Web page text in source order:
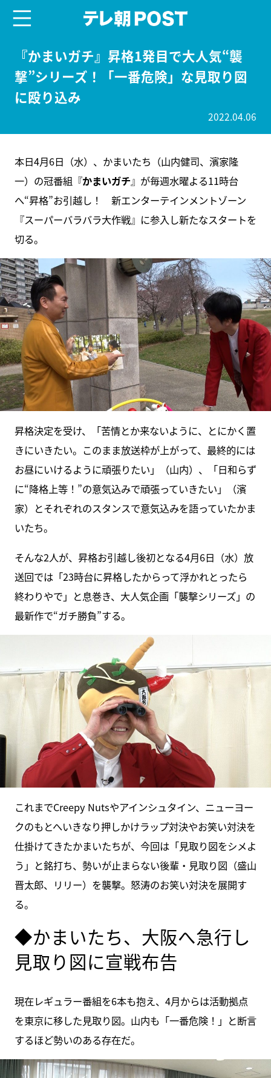
『かまいガチ』昇格1発目で大人気“襲
撃”シリーズ！「一番危険」な見取り図
に殴り込み
2022.04.06
本日4月6日（水）、かまいたち（山内健司、濱家隆
一）の冠番組『かまいガチ』が毎週水曜よる11時台
へ“昇格”お引越し！ 新エンターテインメントゾーン
『スーパーバラバラ大作戦』に参入し新たなスタートを
切る。
昇格決定を受け、「苦情とか来ないように、とにかく置
きにいきたい。このまま放送枠が上がって、最終的には
お昼にいけるように頑張りたい」（山内）、「日和らず
に“降格上等！”の意気込みで頑張っていきたい」（濱
家）とそれぞれのスタンスで意気込みを語っていたかま
いたち。
そんな2人が、昇格お引越し後初となる4月6日（水）放
送回では「23時台に昇格したからって浮かれとったら
終わりやで」と息巻き、大人気企画「襲撃シリーズ」の
最新作で“ガチ勝負”する。
これまでCreepy Nutsやアインシュタイン、ニューヨー
クのもとへいきなり押しかけラップ対決やお笑い対決を
仕掛けてきたかまいたちが、今回は「見取り図をシメよ
う」と銘打ち、勢いが止まらない後輩・見取り図（盛山
晋太郎、リリー）を襲撃。怒涛のお笑い対決を展開す
る。
◆かまいたち、大阪へ急行し
見取り図に宣戦布告
現在レギュラー番組を6本も抱え、4月からは活動拠点
を東京に移した見取り図。山内も「一番危険！」と断言
するほど勢いのある存在だ。